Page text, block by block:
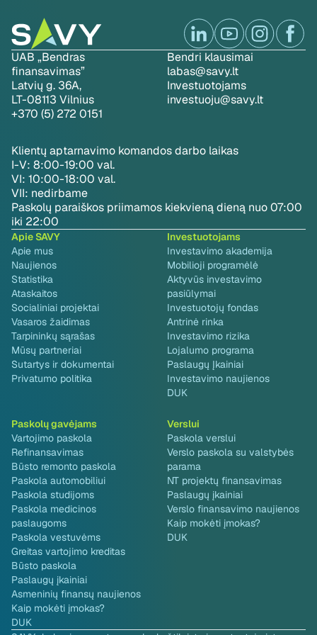
UAB „Bendras
finansavimas”
Latvių g. 36A,
LT-08113 Vilnius
+370 (5) 272 0151
Bendri klausimai
labas@savy.lt
Investuotojams
investuoju@savy.lt
Klientų aptarnavimo komandos darbo laikas
I-V: 8:00-19:00 val.
VI: 10:00-18:00 val.
VII: nedirbame
Paskolų paraiškos priimamos kiekvieną dieną nuo 07:00
iki 22:00
Apie SAVY
Apie mus
Naujienos
Statistika
Ataskaitos
Socialiniai projektai
Vasaros žaidimas
Tarpininkų sąrašas
Mūsų partneriai
Sutartys ir dokumentai
Privatumo politika
Investuotojams
Investavimo akademija
Mobilioji programėlė
Aktyvūs investavimo
pasiūlymai
Investuotojų fondas
Antrinė rinka
Investavimo rizika
Lojalumo programa
Paslaugų Įkainiai
Investavimo naujienos
DUK
Paskolų gavėjams
Vartojimo paskola
Refinansavimas
Būsto remonto paskola
Paskola automobiliui
Paskola studijoms
Paskola medicinos
paslaugoms
Paskola vestuvėms
Greitas vartojimo kreditas
Būsto paskola
Paslaugų įkainiai
Asmeninių finansų naujienos
Kaip mokėti įmokas?
DUK
Verslui
Paskola verslui
Verslo paskola su valstybės
parama
NT projektų finansavimas
Paslaugų įkainiai
Verslo finansavimo naujienos
Kaip mokėti įmokas?
DUK